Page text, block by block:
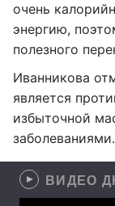
очень
энергию,
полезного
Иванникова
является
избыточной
заболеваниями.
ВИДЕО